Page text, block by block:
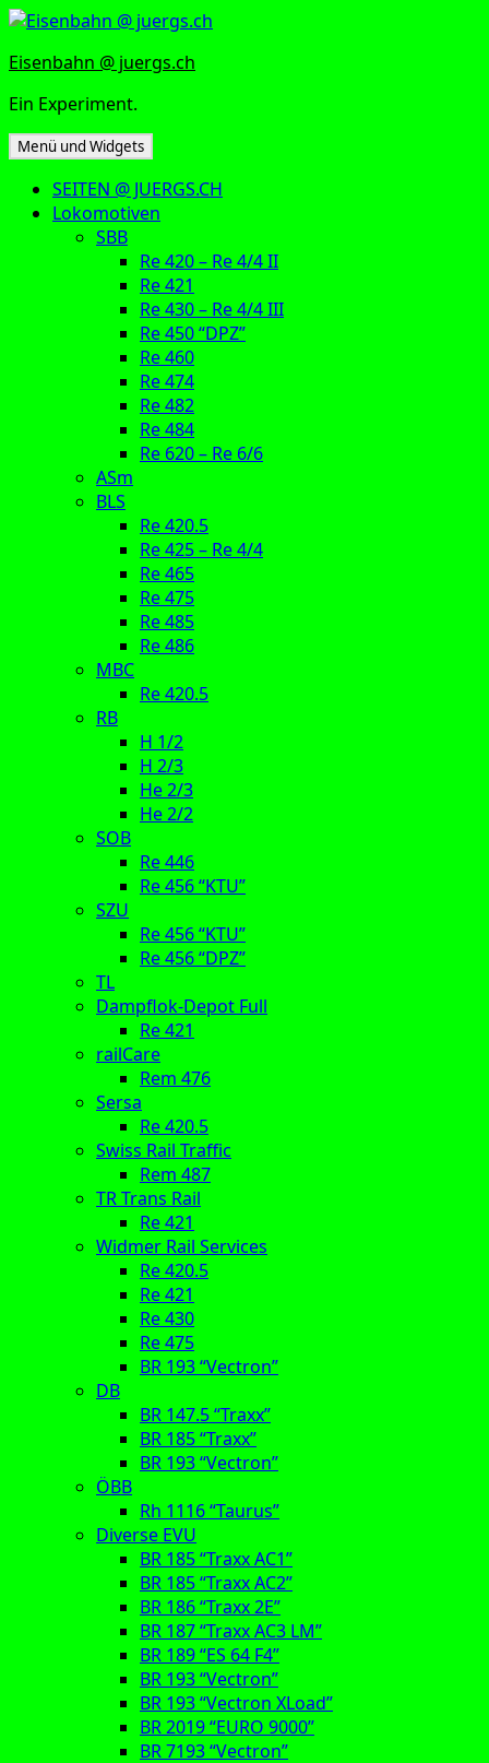
Zum
springen
Eisenbahn @ juergs.ch
Ein Experiment.
Menü und Widgets
SEITEN @ JUERGS.CH
Lokomotiven
SBB
Re 420 – Re 4/4 II
Re 421
Re 430 – Re 4/4 III
Re 450 “DPZ”
Re 460
Re 474
Re 482
Re 484
Re 620 – Re 6/6
ASm
BLS
Re 420.5
Re 425 – Re 4/4
Re 465
Re 475
Re 485
Re 486
MBC
Re 420.5
RB
H 1/2
H 2/3
He 2/3
He 2/2
SOB
Re 446
Re 456 “KTU”
SZU
Re 456 “KTU”
Re 456 “DPZ”
TL
Dampflok-Depot Full
Re 421
railCare
Rem 476
Sersa
Re 420.5
Swiss Rail Traffic
Rem 487
TR Trans Rail
Re 421
Widmer Rail Services
Re 420.5
Re 421
Re 430
Re 475
BR 193 “Vectron”
DB
BR 147.5 “Traxx”
BR 185 “Traxx”
BR 193 “Vectron”
ÖBB
Rh 1116 “Taurus”
Diverse EVU
BR 185 “Traxx AC1”
BR 185 “Traxx AC2”
BR 186 “Traxx 2E”
BR 187 “Traxx AC3 LM”
BR 189 “ES 64 F4”
BR 193 “Vectron”
BR 193 “Vectron XLoad”
BR 2019 “EURO 9000”
BR 7193 “Vectron”